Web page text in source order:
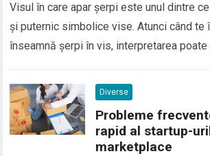
Visul în care apar șerpi este unul dintre
și puternic simbolice vise. Atunci când te
înseamnă șerpi în vis, interpretarea
șerpii în vis sunt asociați cu
sau conflictele interioare, dar…
Diverse
Probleme
rapid al startup-
marketplace